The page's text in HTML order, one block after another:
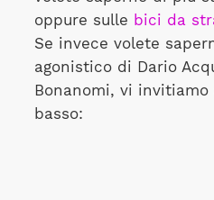
oppure sulle bici da
Se invece volete
agonistico di Dario
Bonanomi, vi
basso: